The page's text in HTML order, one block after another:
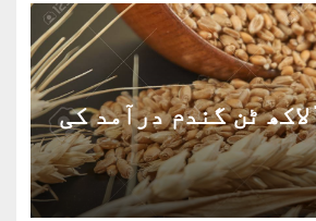
وفاق کی 10 لاکھ ٹن گندم درآمد کی